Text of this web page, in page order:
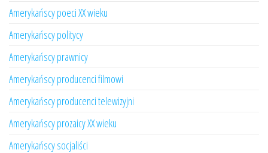
Amerykańscy poeci XX wieku
Amerykańscy politycy
Amerykańscy prawnicy
Amerykańscy producenci filmowi
Amerykańscy producenci telewizyjni
Amerykańscy prozaicy XX wieku
Amerykańscy socjaliści